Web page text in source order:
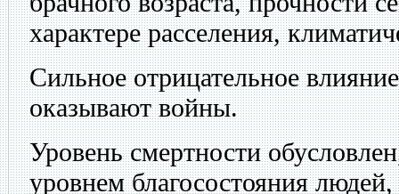
характере расселения,
Сильное отрицательное
оказывают войны.
Уровень смертности
уровнем благосостояния